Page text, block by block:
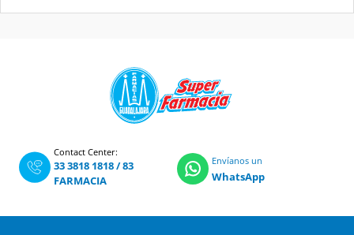
Contact Center:
33 3818 1818/83
FARMACIA
Envíanos un
WhatsApp